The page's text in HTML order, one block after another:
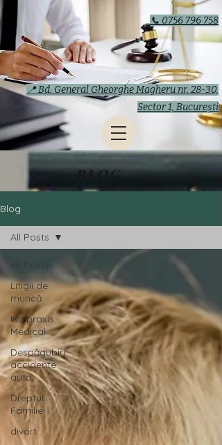
📞 0756 796 758
📍 Bd. General Gheorghe Magheru nr. 28-30,
Sector 1, București
BLOG
Blog
Litigii de
muncă
Malpraxis
Medical
Despăgubiri
accidente
auto
Dreptul
Familiei
divort
All Posts